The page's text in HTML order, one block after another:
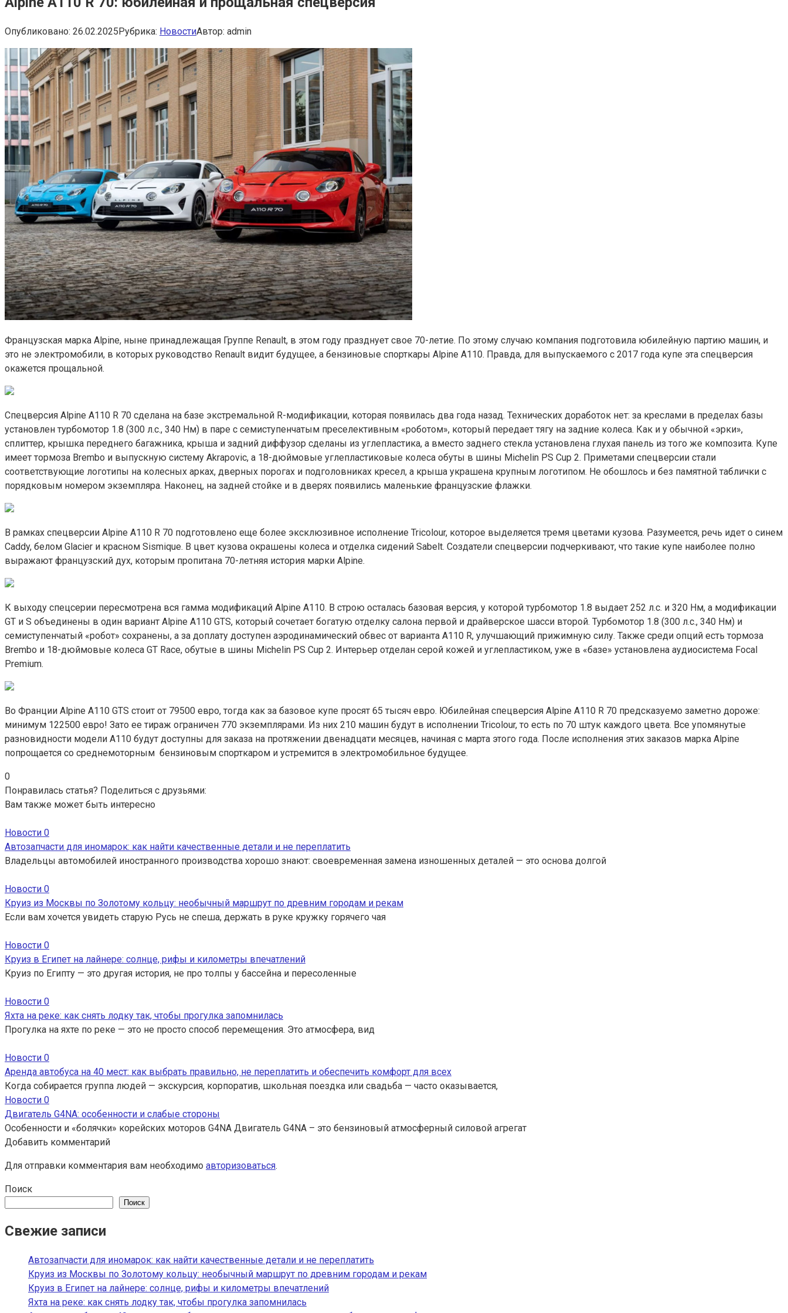
Опубликовано: 26.02.2025Рубрика: НовостиАвтор: admin
Французская марка Alpine, ныне принадлежащая Группе Renault, в этом году празднует свое 70-летие. По этому случаю компания подготовила юбилейную партию машин, и
это не электромобили, в которых руководство Renault видит будущее, а бензиновые спорткары Alpine A110. Правда, для выпускаемого с 2017 года купе эта спецверсия
окажется прощальной.
Спецверсия Alpine A110 R 70 сделана на базе экстремальной R-модификации, которая появилась два года назад. Технических доработок нет: за креслами в пределах базы
установлен турбомотор 1.8 (300 л.с., 340 Нм) в паре с семиступенчатым преселективным «роботом», который передает тягу на задние колеса. Как и у обычной «эрки»,
сплиттер, крышка переднего багажника, крыша и задний диффузор сделаны из углепластика, а вместо заднего стекла установлена глухая панель из того же композита. Купе
имеет тормоза Brembo и выпускную систему Akrapovic, а 18-дюймовые углепластиковые колеса обуты в шины Michelin PS Cup 2. Приметами спецверсии стали
соответствующие логотипы на колесных арках, дверных порогах и подголовниках кресел, а крыша украшена крупным логотипом. Не обошлось и без памятной таблички с
порядковым номером экземпляра. Наконец, на задней стойке и в дверях появились маленькие французские флажки.
В рамках спецверсии Alpine A110 R 70 подготовлено еще более эксклюзивное исполнение Tricolour, которое выделяется тремя цветами кузова. Разумеется, речь идет о синем
Caddy, белом Glacier и красном Sismique. В цвет кузова окрашены колеса и отделка сидений Sabelt. Создатели спецверсии подчеркивают, что такие купе наиболее полно
выражают французский дух, которым пропитана 70-летняя история марки Alpine.
К выходу спецсерии пересмотрена вся гамма модификаций Alpine A110. В строю осталась базовая версия, у которой турбомотор 1.8 выдает 252 л.с. и 320 Нм, а модификации
GT и S объединены в один вариант Alpine A110 GTS, который сочетает богатую отделку салона первой и драйверское шасси второй. Турбомотор 1.8 (300 л.с., 340 Нм) и
семиступенчатый «робот» сохранены, а за доплату доступен аэродинамический обвес от варианта A110 R, улучшающий прижимную силу. Также среди опций есть тормоза
Brembo и 18-дюймовые колеса GT Race, обутые в шины Michelin PS Cup 2. Интерьер отделан серой кожей и углепластиком, уже в «базе» установлена аудиосистема Focal
Premium.
Во Франции Alpine A110 GTS стоит от 79500 евро, тогда как за базовое купе просят 65 тысяч евро. Юбилейная спецверсия Alpine A110 R 70 предсказуемо заметно дороже:
минимум 122500 евро! Зато ее тираж ограничен 770 экземплярами. Из них 210 машин будут в исполнении Tricolour, то есть по 70 штук каждого цвета. Все упомянутые
разновидности модели A110 будут доступны для заказа на протяжении двенадцати месяцев, начиная с марта этого года. После исполнения этих заказов марка Alpine
попрощается со среднемоторным бензиновым спорткаром и устремится в электромобильное будущее.
0
Понравилась статья? Поделиться с друзьями:
Вам также может быть интересно
Новости 0
Автозапчасти для иномарок: как найти качественные детали и не переплатить
Владельцы автомобилей иностранного производства хорошо знают: своевременная замена изношенных деталей — это основа долгой
Новости 0
Круиз из Москвы по Золотому кольцу: необычный маршрут по древним городам и рекам
Если вам хочется увидеть старую Русь не спеша, держать в руке кружку горячего чая
Новости 0
Круиз в Египет на лайнере: солнце, рифы и километры впечатлений
Круиз по Египту — это другая история, не про толпы у бассейна и пересоленные
Новости 0
Яхта на реке: как снять лодку так, чтобы прогулка запомнилась
Прогулка на яхте по реке — это не просто способ перемещения. Это атмосфера, вид
Новости 0
Аренда автобуса на 40 мест: как выбрать правильно, не переплатить и обеспечить комфорт для всех
Когда собирается группа людей — экскурсия, корпоратив, школьная поездка или свадьба — часто оказывается,
Новости 0
Двигатель G4NA: особенности и слабые стороны
Особенности и «болячки» корейских моторов G4NA Двигатель G4NA – это бензиновый атмосферный силовой агрегат
Добавить комментарий
Для отправки комментария вам необходимо авторизоваться.
Поиск
Поиск
Свежие записи
Автозапчасти для иномарок: как найти качественные детали и не переплатить
Круиз из Москвы по Золотому кольцу: необычный маршрут по древним городам и рекам
Круиз в Египет на лайнере: солнце, рифы и километры впечатлений
Яхта на реке: как снять лодку так, чтобы прогулка запомнилась